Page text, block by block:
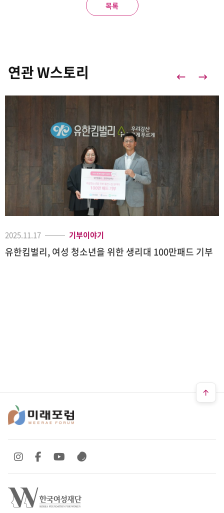
목록
연관 W스토리
2025.11.17 기부이야기
유한킴벌리, 여성 청소년을 위한 생리대 100만패드 기부
SNS 바로가기
SNS 바로가기SNS 바로가기
SNS 바로가기